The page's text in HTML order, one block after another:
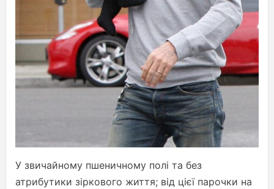
У звичайному пшеничному полі та без
атрибутики зіркового життя; від цієї парочки на